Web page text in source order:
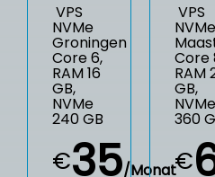
VPS
NVMe
Groningen
Core 6,
RAM 16
GB,
NVMe
240 GB
€35/Monat
VPS
NVMe
Core
RAM
GB,
NVMe
360
€